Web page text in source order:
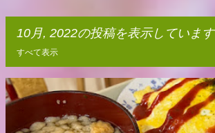
10月, 2022の投稿を表示しています
すべて表示
投